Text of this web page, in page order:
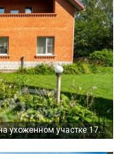
участке 17 сот